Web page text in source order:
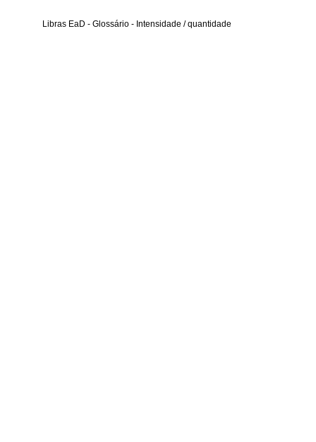
Libras EaD - Glossário - Intensidade / quantidade